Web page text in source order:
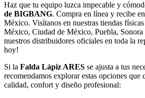
Haz que tu equipo luzca impecable y
de BIGBANG. Compra en línea y recibe
México. Visítanos en nuestras tiendas
México, Ciudad de México, Puebla, Sonora
nuestros distribuidores oficiales en toda la
hoy!
Si la Falda Lápiz ARES se ajusta a tus
recomendamos explorar estas opciones que
calidad, confort y diseño profesional: